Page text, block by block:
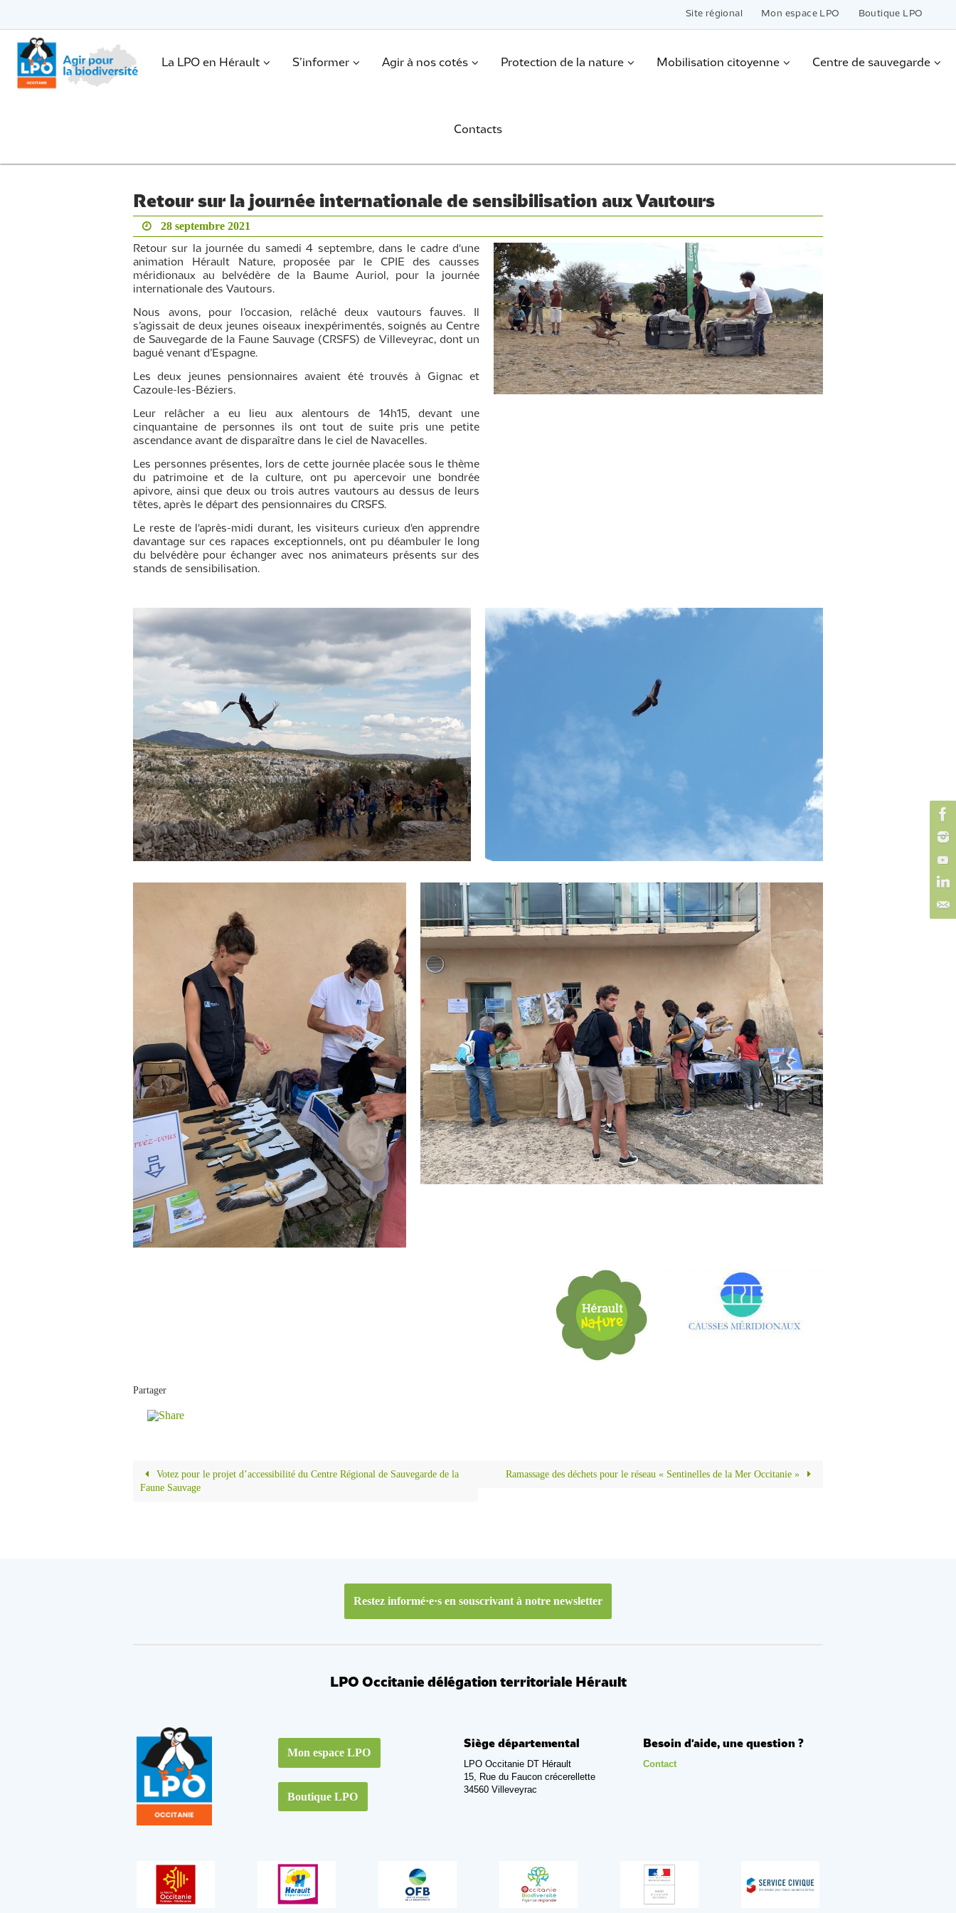
le
contenu
Site régional Mon espace LPO Boutique LPO
contenu
. La LPO en Hérault S’informer Agir à nos cotés Protection de la nature Mobilisation citoyenne Centre de sauvegarde
Contacts
Retour sur la journée internationale de sensibilisation aux Vautours
28 septembre 2021
Retour sur la journée du samedi 4 septembre, dans le cadre d'une
animation Hérault Nature, proposée par le CPIE des causses
méridionaux au belvédère de la Baume Auriol, pour la journée
internationale des Vautours.
Nous avons, pour l’occasion, relâché deux vautours fauves. Il
s’agissait de deux jeunes oiseaux inexpérimentés, soignés au Centre
de Sauvegarde de la Faune Sauvage (CRSFS) de Villeveyrac, dont un
bagué venant d’Espagne.
Les deux jeunes pensionnaires avaient été trouvés à Gignac et
Cazoule-les-Béziers.
Leur relâcher a eu lieu aux alentours de 14h15, devant une
cinquantaine de personnes ils ont tout de suite pris une petite
ascendance avant de disparaître dans le ciel de Navacelles.
Les personnes présentes, lors de cette journée placée sous le thème
du patrimoine et de la culture, ont pu apercevoir une bondrée
apivore, ainsi que deux ou trois autres vautours au dessus de leurs
têtes, après le départ des pensionnaires du CRSFS.
Le reste de l'après-midi durant, les visiteurs curieux d'en apprendre
davantage sur ces rapaces exceptionnels, ont pu déambuler le long
du belvédère pour échanger avec nos animateurs présents sur des
stands de sensibilisation.
Partager
Votez pour le projet d’accessibilité du Centre Régional de Sauvegarde de la
Faune Sauvage
Ramassage des déchets pour le réseau « Sentinelles de la Mer Occitanie »
Restez informé·e·s en souscrivant à notre newsletter
LPO Occitanie délégation territoriale Hérault
Mon espace LPO
Boutique LPO
Siège départemental
LPO Occitanie DT Hérault
15, Rue du Faucon crécerellette
34560 Villeveyrac
Besoin d'aide, une question ?
Contact